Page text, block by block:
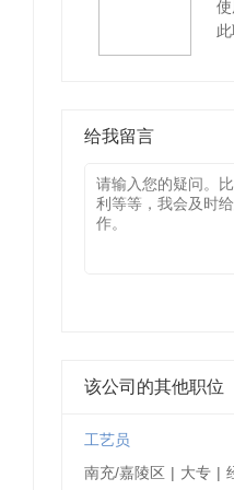
给我留言
该公司的其他职位
工艺员
南充/嘉陵区 | 大专 |